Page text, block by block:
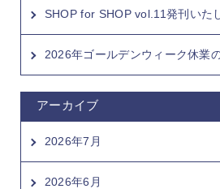
SHOP for SHOP vol.11発刊いた
2026年ゴールデンウィーク休業
アーカイブ
2026年7月
2026年6月